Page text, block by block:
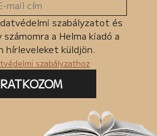
szabályzatot és
a Helma kiadó a
hírleveleket küldjön.
szabályzathoz